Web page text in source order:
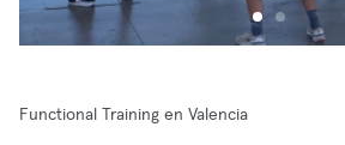
Functional Training en Valencia